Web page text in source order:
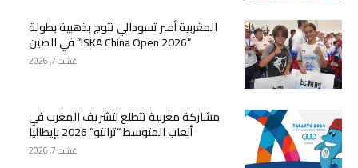
المغربية أمبر تسودالي تتوج بذهبية بطولة
“ISKA China Open 2026” في الصين
غشت 7, 2026
مشاركة مغربية تتطلع لتشريف المغرب في
ألعاب المتوسط “ترانتو” 2026 بإيطاليا
غشت 7, 2026